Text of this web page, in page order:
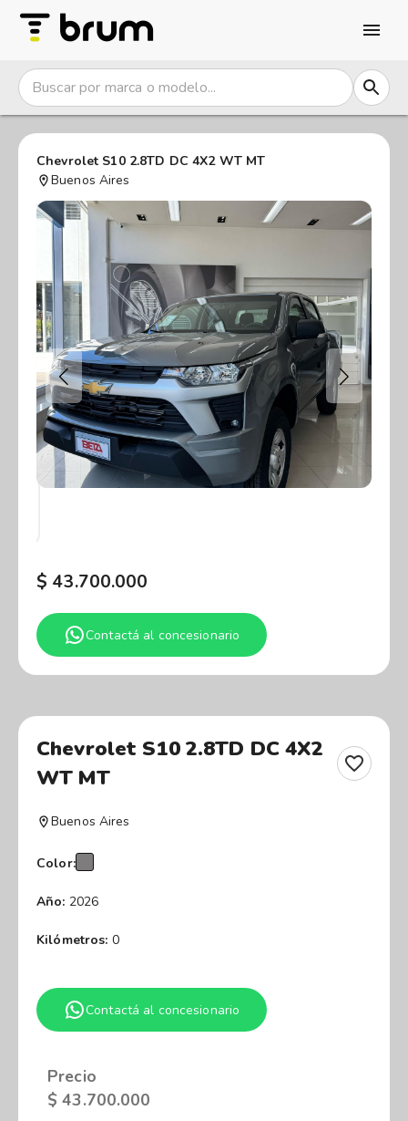
Chevrolet S10 2.8TD DC 4X2 WT MT
Buenos Aires
$ 43.700.000
Contactá al concesionario
Chevrolet S10 2.8TD DC 4X2
WT MT
Buenos Aires
Color:
Año: 2026
Kilómetros: 0
Contactá al concesionario
Precio
$ 43.700.000